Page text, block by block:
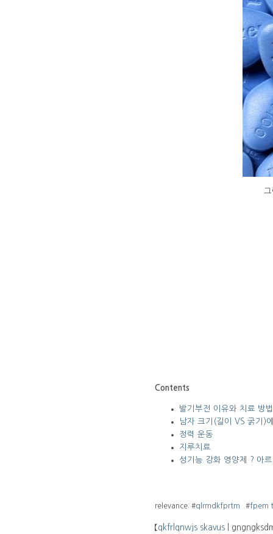
Contents
발기부전 이유와 치료 방
남자 크기(길이 VS 굵기)
정력 운동
지루치료
성기능 강화 영양제 ? 아
relevance: #qlrmdkfprtm #fpem
【qkfrlqnwjs skavus |